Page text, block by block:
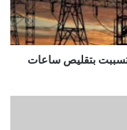
تسببت بتقليص ساعات